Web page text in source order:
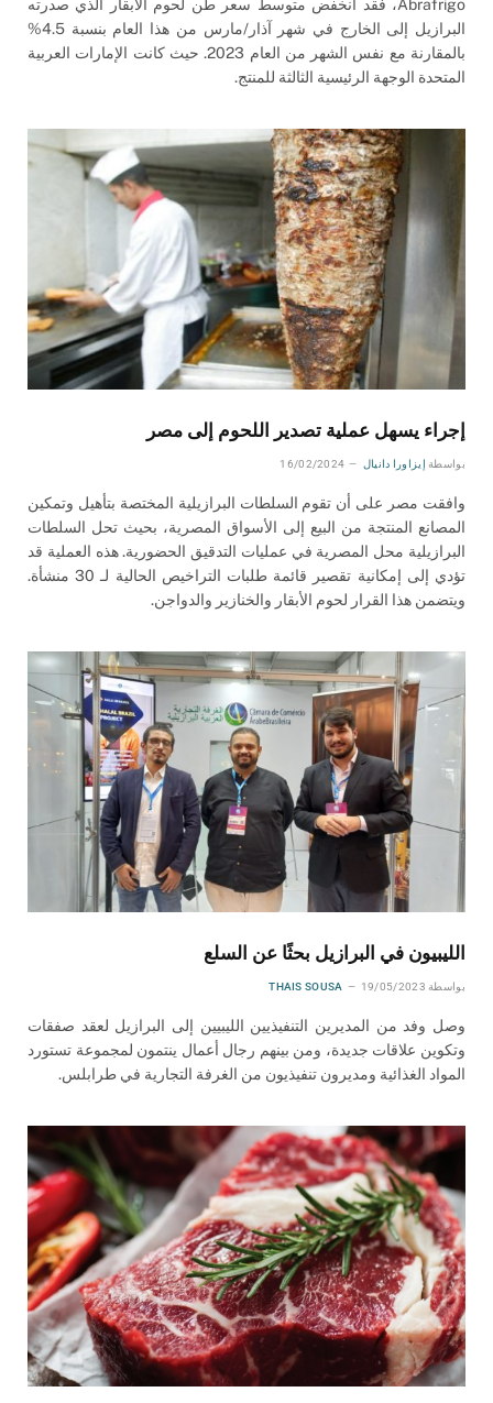
Abrafrigo، فقد انخفض متوسط سعر طن لحوم الابقار الذي صدرته
البرازيل إلى الخارج في شهر آذار/مارس من هذا العام بنسبة 4.5%
بالمقارنة مع نفس الشهر من العام 2023. حيث كانت الإمارات العربية
المتحدة الوجهة الرئيسية الثالثة للمنتج.
إجراء يسهل عملية تصدير اللحوم إلى مصر
بواسطة إيزاورا دانيال 16/02/2024
وافقت مصر على أن تقوم السلطات البرازيلية المختصة بتأهيل وتمكين
المصانع المنتجة من البيع إلى الأسواق المصرية، بحيث تحل السلطات
البرازيلية محل المصرية في عمليات التدقيق الحضورية. هذه العملية قد
تؤدي إلى إمكانية تقصير قائمة طلبات التراخيص الحالية لـ 30 منشأة.
ويتضمن هذا القرار لحوم الأبقار والخنازير والدواجن.
الليبيون في البرازيل بحثًا عن السلع
بواسطة THAIS SOUSA 19/05/2023
وصل وفد من المديرين التنفيذيين الليبيين إلى البرازيل لعقد صفقات
وتكوين علاقات جديدة، ومن بينهم رجال أعمال ينتمون لمجموعة تستورد
المواد الغذائية ومديرون تنفيذيون من الغرفة التجارية في طرابلس.